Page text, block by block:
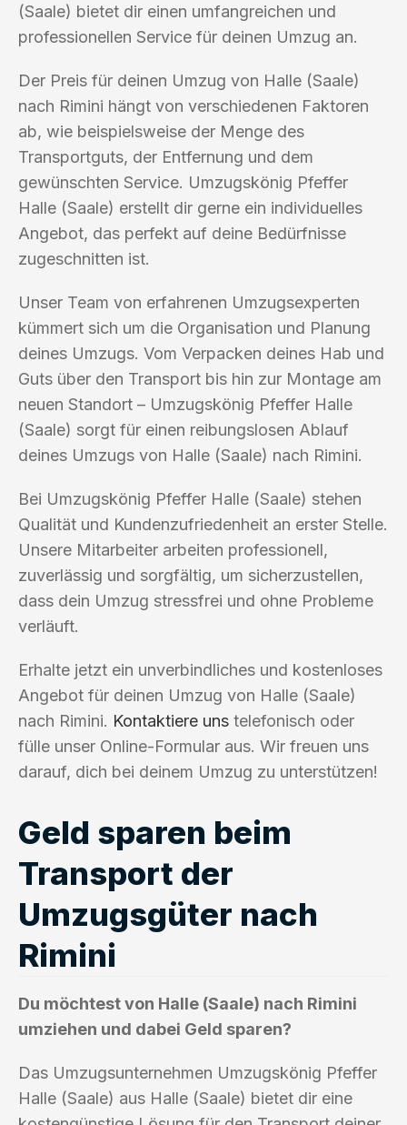
(Saale) bietet dir einen umfangreichen und
professionellen Service für deinen Umzug an.
Der Preis für deinen Umzug von Halle (Saale)
nach Rimini hängt von verschiedenen Faktoren
ab, wie beispielsweise der Menge des
Transportguts, der Entfernung und dem
gewünschten Service. Umzugskönig Pfeffer
Halle (Saale) erstellt dir gerne ein individuelles
Angebot, das perfekt auf deine Bedürfnisse
zugeschnitten ist.
Unser Team von erfahrenen Umzugsexperten
kümmert sich um die Organisation und Planung
deines Umzugs. Vom Verpacken deines Hab und
Guts über den Transport bis hin zur Montage am
neuen Standort – Umzugskönig Pfeffer Halle
(Saale) sorgt für einen reibungslosen Ablauf
deines Umzugs von Halle (Saale) nach Rimini.
Bei Umzugskönig Pfeffer Halle (Saale) stehen
Qualität und Kundenzufriedenheit an erster Stelle.
Unsere Mitarbeiter arbeiten professionell,
zuverlässig und sorgfältig, um sicherzustellen,
dass dein Umzug stressfrei und ohne Probleme
verläuft.
Erhalte jetzt ein unverbindliches und kostenloses
Angebot für deinen Umzug von Halle (Saale)
nach Rimini. Kontaktiere uns telefonisch oder
fülle unser Online-Formular aus. Wir freuen uns
darauf, dich bei deinem Umzug zu unterstützen!
Geld sparen beim
Transport der
Umzugsgüter nach
Rimini
Du möchtest von Halle (Saale) nach Rimini
umziehen und dabei Geld sparen?
Das Umzugsunternehmen Umzugskönig Pfeffer
Halle (Saale) aus Halle (Saale) bietet dir eine